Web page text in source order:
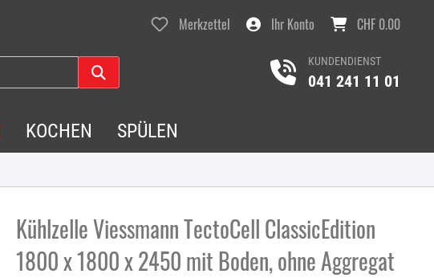
Merkzettel Ihr Konto CHF 0.00
KUNDENDIENST
041 241 11 01
KOCHEN SPÜLEN
Kühlzelle Viessmann TectoCell ClassicEdition
1800 x 1800 x 2450 mit Boden, ohne Aggregat